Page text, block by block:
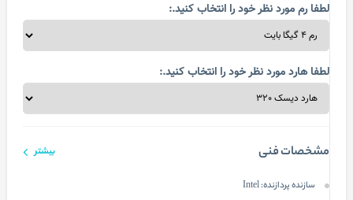
لطفا رم مورد نظر خود را انتخاب کنید.:
لطفا هارد مورد نظر خود را انتخاب کنید.:
مشخصات فنی بیشتر
سازنده پردازنده:Intel